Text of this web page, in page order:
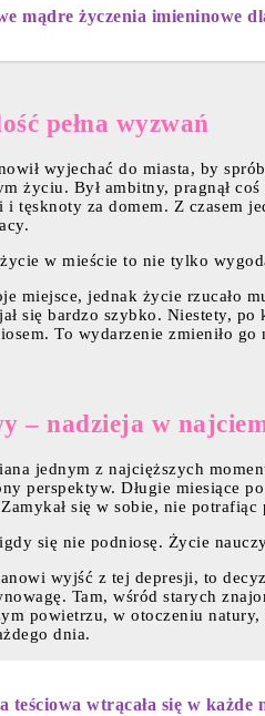
mądre życzenia imieninowe
pełna wyzwań
wyjechać do miasta, by
życiu. Był ambitny, pragnął
i tęsknoty za domem. Z
w mieście to nie tylko
miejsce, jednak życie rzucało
się bardzo szybko. Niestety,
To wydarzenie zmieniło
– nadzieja w
jednym z najcięższych
perspektyw. Długie miesiące
się w sobie, nie potrafiąc
się nie podniosę. Życie
wyjść z tej depresji, to
Tam, wśród starych
powietrzu, w otoczeniu
dnia.
teściowa wtrącała się w każde